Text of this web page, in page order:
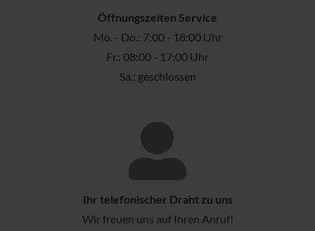
Öffnungszeiten Service
Mo. - Do.: 7:00 - 18:00 Uhr
Fr.: 08:00 - 17:00 Uhr
Sa.: geschlossen
Ihr telefonischer Draht zu uns
Wir freuen uns auf Ihren Anruf!